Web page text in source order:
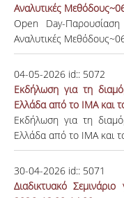
Αναλυτικές
Open Day-
Αναλυτικές
04-05-2026 id:: 5072
Εκδήλωση για τη
Ελλάδα από το ΙΜΑ και
Εκδήλωση για τη
Ελλάδα από το ΙΜΑ και
30-04-2026 id:: 5071
Διαδικτυακό